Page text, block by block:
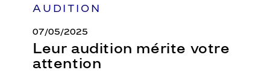
AUDITION
07/05/2025
Leur audition mérite votre
attention